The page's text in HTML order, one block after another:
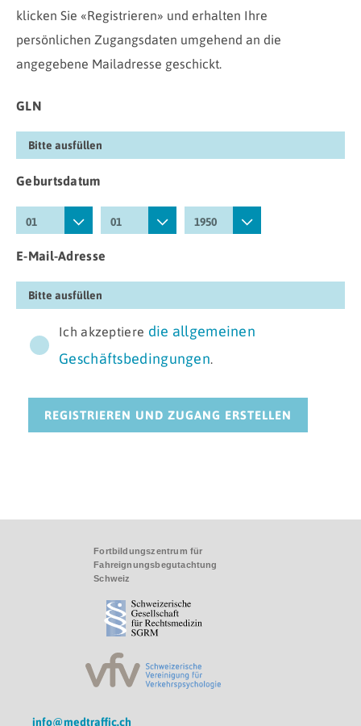
klicken Sie «Registrieren» und erhalten Ihre
persönlichen Zugangsdaten umgehend an die
angegebene Mailadresse geschickt.
GLN
Geburtsdatum
E-Mail-Adresse
Ich akzeptiere die allgemeinen
Geschäftsbedingungen.
REGISTRIEREN UND ZUGANG ERSTELLEN
info@medtraffic.ch